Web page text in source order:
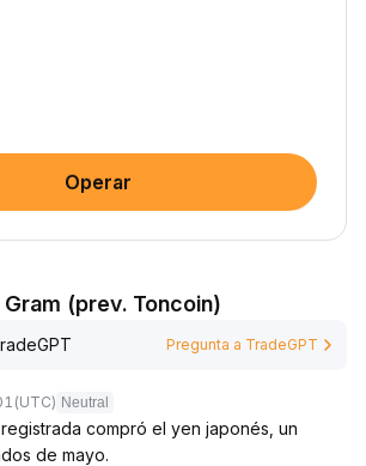
Operar
(prev. Toncoin)
Pregunta a TradeGPT
(UTC) Neutral
compró el yen japonés, un
de mayo.